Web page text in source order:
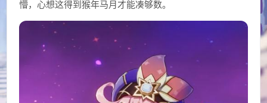
懵，心想这得到猴年马月才能凑够数。